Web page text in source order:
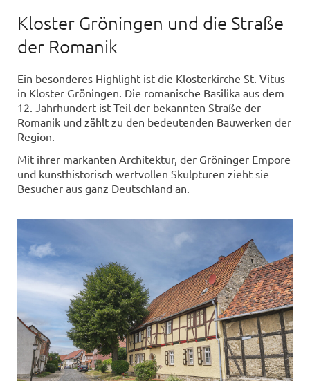
Kloster Gröningen und die Straße
der Romanik
Ein besonderes Highlight ist die Klosterkirche St. Vitus
in Kloster Gröningen. Die romanische Basilika aus dem
12. Jahrhundert ist Teil der bekannten Straße der
Romanik und zählt zu den bedeutenden Bauwerken der
Region.
Mit ihrer markanten Architektur, der Gröninger Empore
und kunsthistorisch wertvollen Skulpturen zieht sie
Besucher aus ganz Deutschland an.